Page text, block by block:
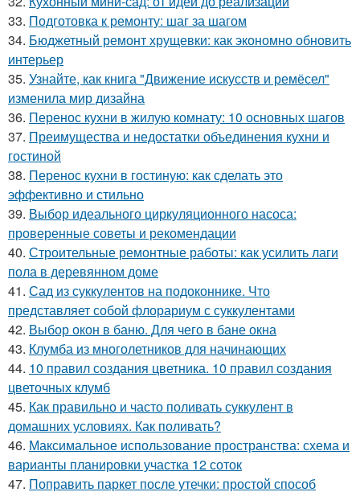
33. Подготовка к ремонту: шаг за шагом
34. Бюджетный ремонт хрущевки: как экономно обновить
интерьер
35. Узнайте, как книга "Движение искусств и ремёсел"
изменила мир дизайна
36. Перенос кухни в жилую комнату: 10 основных шагов
37. Преимущества и недостатки объединения кухни и
гостиной
38. Перенос кухни в гостиную: как сделать это
эффективно и стильно
39. Выбор идеального циркуляционного насоса:
проверенные советы и рекомендации
40. Строительные ремонтные работы: как усилить лаги
пола в деревянном доме
41. Сад из суккулентов на подоконнике. Что
представляет собой флорариум с суккулентами
42. Выбор окон в баню. Для чего в бане окна
43. Клумба из многолетников для начинающих
44. 10 правил создания цветника. 10 правил создания
цветочных клумб
45. Как правильно и часто поливать суккулент в
домашних условиях. Как поливать?
46. Максимальное использование пространства: схема и
варианты планировки участка 12 соток
47. Поправить паркет после утечки: простой способ